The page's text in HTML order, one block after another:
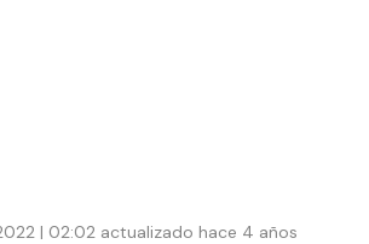
| 02:02 actualizado hace 4 años